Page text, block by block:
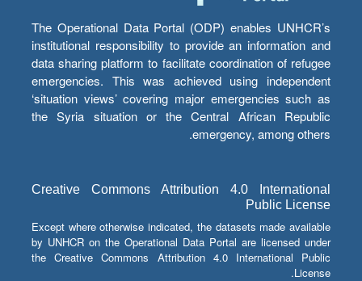
The Operational Data Portal (ODP) enables UNHCR’s
institutional responsibility to provide an information and
data sharing platform to facilitate coordination of refugee
emergencies. This was achieved using independent
‘situation views’ covering major emergencies such as
the Syria situation or the Central African Republic
emergency, among others.
Creative Commons Attribution 4.0 International
Public License
Except where otherwise indicated, the datasets made available
by UNHCR on the Operational Data Portal are licensed under
the Creative Commons Attribution 4.0 International Public
License.